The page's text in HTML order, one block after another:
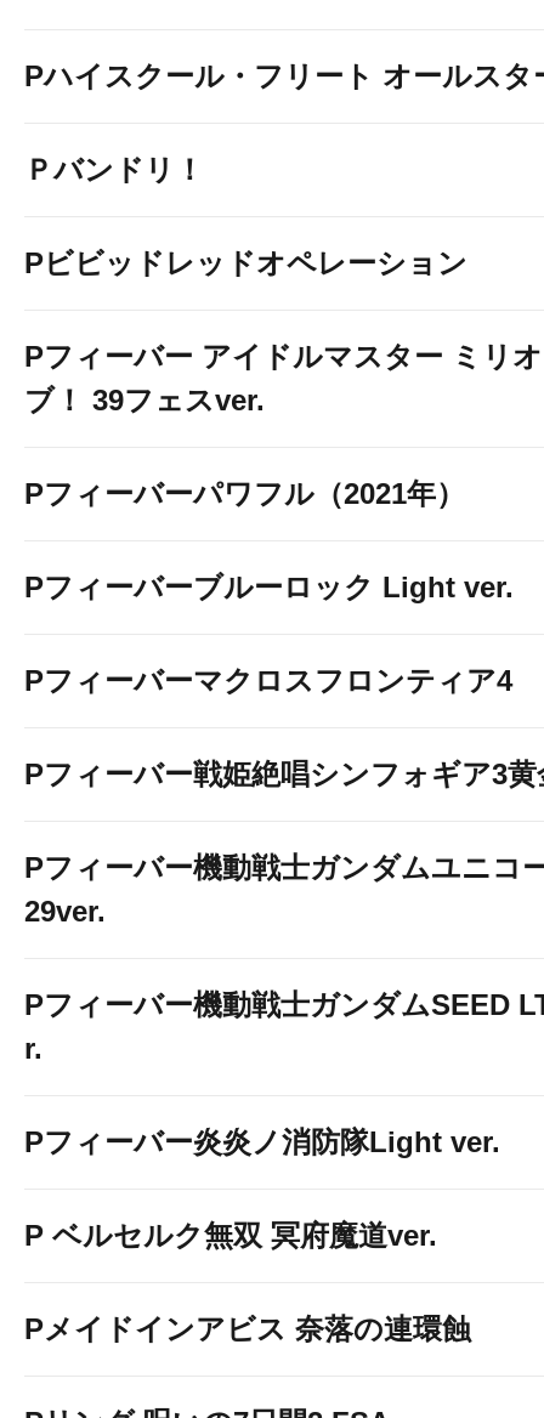
Pハイスクール・フリート オールスタ
Ｐバンドリ！
Pビビッドレッドオペレーション
Pフィーバー アイドルマスター ミリ
ブ！ 39フェスver.
Pフィーバーパワフル（2021年）
Pフィーバーブルーロック Light ver.
Pフィーバーマクロスフロンティア4
Pフィーバー戦姫絶唱シンフォギア3黄
Pフィーバー機動戦士ガンダムユニコ
29ver.
Pフィーバー機動戦士ガンダムSEED
r.
Pフィーバー炎炎ノ消防隊Light ver.
P ベルセルク無双 冥府魔道ver.
Pメイドインアビス 奈落の連環蝕